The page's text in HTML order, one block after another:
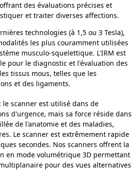
des évaluations précises et
et traiter diverses affections.
technologies (à 1,5 ou 3 Tesla),
les plus couramment utilisées
musculo-squelettique. L'IRM est
pour le diagnostic et l'évaluation des
tissus mous, telles que les
et des ligaments.
: le scanner est utilisé dans de
d'urgence, mais sa force réside dans
de l'anatomie et des maladies,
Le scanner est extrêmement rapide
secondes. Nos scanners offrent la
en mode volumétrique 3D permettant
pour des vues alternatives